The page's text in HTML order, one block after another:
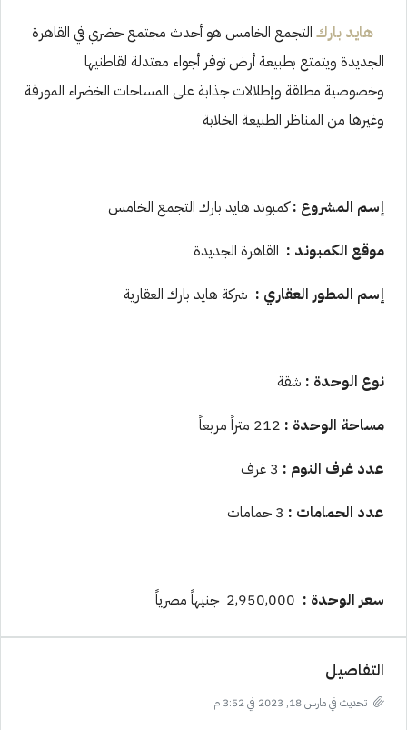
هايد بارك التجمع الخامس هو أحدث مجتمع حضري في القاهرة
الجديدة ويتمتع بطبيعة أرض توفر أجواء معتدلة لقاطنيها
وخصوصية مطلقة وإطلالات جذابة على المساحات الخضراء المورقة
وغيرها من المناظر الطبيعة الخلابة
إسم المشروع :كمبوند هايد بارك التجمع الخامس
موقع الكمبوند : القاهرة الجديدة
إسم المطور العقاري : شركة هايد بارك العقارية
نوع الوحدة : شقة
مساحة الوحدة :
عدد غرف النوم : 3 غرف
عدد الحمامات : 3 حمامات
سعر الوحدة : 2,950,000 جنيهاً مصرياً
التفاصيل
تحديث في مارس 18, 2023 في 3:52 م